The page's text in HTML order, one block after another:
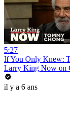
5:27
If You Only Knew:
Larry King Now on
il y a 6 ans